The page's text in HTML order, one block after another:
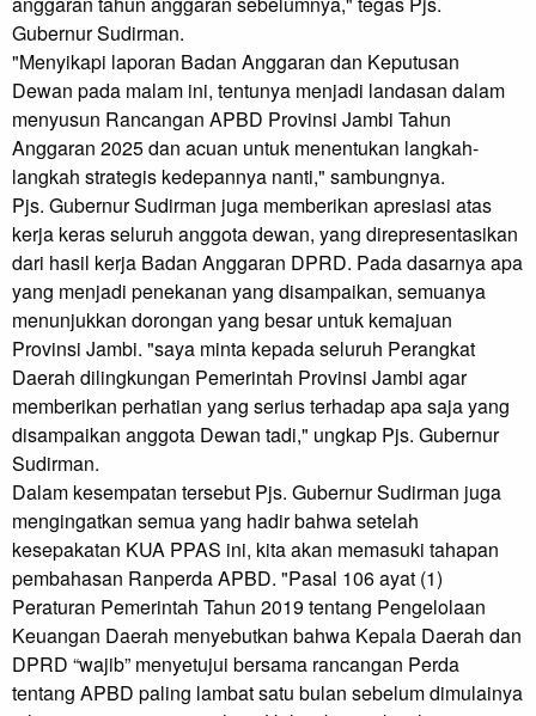
Gubernur Sudirman.
"Menyikapi laporan Badan Anggaran dan Keputusan
Dewan pada malam ini, tentunya menjadi landasan dalam
menyusun Rancangan APBD Provinsi Jambi Tahun
Anggaran 2025 dan acuan untuk menentukan langkah-
langkah strategis kedepannya nanti," sambungnya.
Pjs. Gubernur Sudirman juga memberikan apresiasi atas
kerja keras seluruh anggota dewan, yang direpresentasikan
dari hasil kerja Badan Anggaran DPRD. Pada dasarnya apa
yang menjadi penekanan yang disampaikan, semuanya
menunjukkan dorongan yang besar untuk kemajuan
Provinsi Jambi. "saya minta kepada seluruh Perangkat
Daerah dilingkungan Pemerintah Provinsi Jambi agar
memberikan perhatian yang serius terhadap apa saja yang
disampaikan anggota Dewan tadi," ungkap Pjs. Gubernur
Sudirman.
Dalam kesempatan tersebut Pjs. Gubernur Sudirman juga
mengingatkan semua yang hadir bahwa setelah
kesepakatan KUA PPAS ini, kita akan memasuki tahapan
pembahasan Ranperda APBD. "Pasal 106 ayat (1)
Peraturan Pemerintah Tahun 2019 tentang Pengelolaan
Keuangan Daerah menyebutkan bahwa Kepala Daerah dan
DPRD “wajib” menyetujui bersama rancangan Perda
tentang APBD paling lambat satu bulan sebelum dimulainya